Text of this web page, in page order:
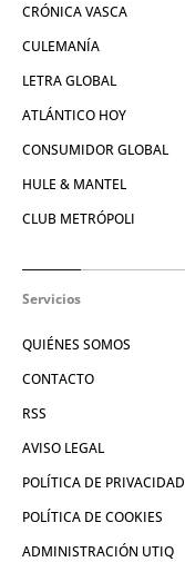
CRÓNICA VASCA
CULEMANÍA
LETRA GLOBAL
ATLÁNTICO HOY
CONSUMIDOR GLOBAL
HULE & MANTEL
CLUB METRÓPOLI
Servicios
QUIÉNES SOMOS
CONTACTO
RSS
AVISO LEGAL
POLÍTICA DE PRIVACIDAD
POLÍTICA DE COOKIES
ADMINISTRACIÓN UTIQ